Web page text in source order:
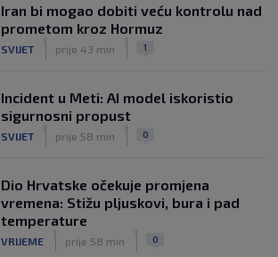
Iran bi mogao dobiti veću kontrolu nad
prometom kroz Hormuz
SVIJET prije 43 min 1
Incident u Meti: AI model iskoristio
sigurnosni propust
SVIJET prije 58 min 0
Dio Hrvatske očekuje promjena
vremena: Stižu pljuskovi, bura i pad
temperature
VRIJEME prije 58 min 0